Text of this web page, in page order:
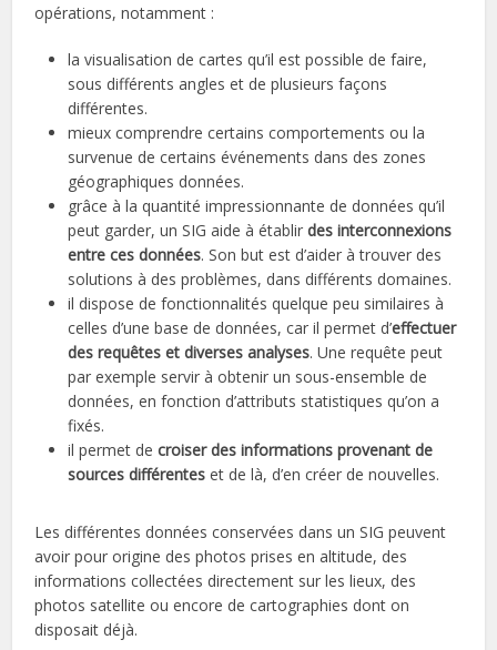
opérations, notamment :
la visualisation de cartes qu’il est possible de faire,
sous différents angles et de plusieurs façons
différentes.
mieux comprendre certains comportements ou la
survenue de certains événements dans des zones
géographiques données.
grâce à la quantité impressionnante de données qu’il
peut garder, un SIG aide à établirdes interconnexions
entre ces données. Son but est d’aider à trouver des
solutions à des problèmes, dans différents domaines.
il dispose de fonctionnalités quelque peu similaires à
celles d’une base de données, car il permet d’effectuer
des requêtes et diverses analyses. Une requête peut
par exemple servir à obtenir un sous-ensemble de
données, en fonction d’attributs statistiques qu’on a
fixés.
il permet decroiser des informations provenant de
sources différentes et de là, d’en créer de nouvelles.
Les différentes données conservées dans un SIG peuvent
avoir pour origine des photos prises en altitude, des
informations collectées directement sur les lieux, des
photos satellite ou encore de cartographies dont on
disposait déjà.